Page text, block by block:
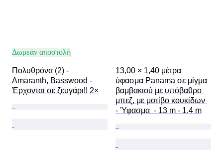
Δωρεάν αποστολή
Πολυθρόνα (2) -
Amaranth, Basswood -
Έρχονται σε ζευγάρι!! 2×
13,00 × 1,40 μέτρα
ύφασμα Panama σε μίγμα
βαμβακιού με υπόβαθρο
μπεζ, με μοτίβο κουκίδων
- Ύφασμα  - 13 m - 1.4 m